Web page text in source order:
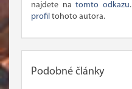
najdete natomto odkazu
profil tohoto autora.
Podobné články